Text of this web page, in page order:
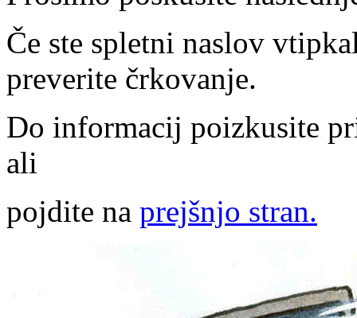
Če ste spletni naslov
preverite črkovanje.
Do informacij poizkusite
ali
pojdite na prejšnjo stran.